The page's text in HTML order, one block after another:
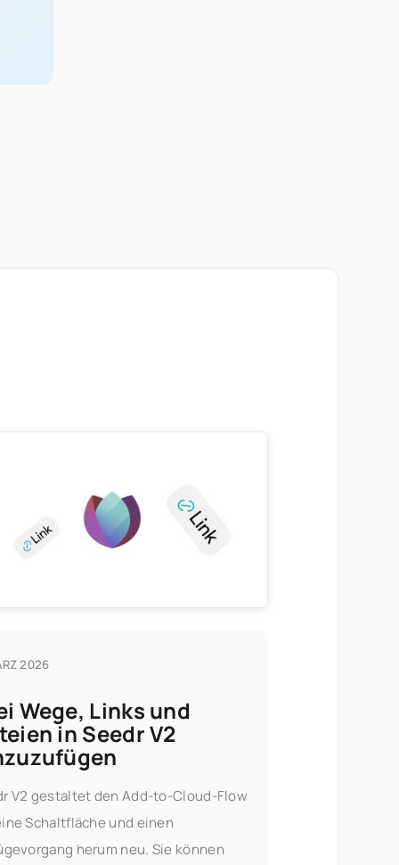
2026
Wege, Links und
in Seedr V2
V2 gestaltet den Add-to-Cloud-Flow
Schaltfläche und einen
herum neu. Sie können